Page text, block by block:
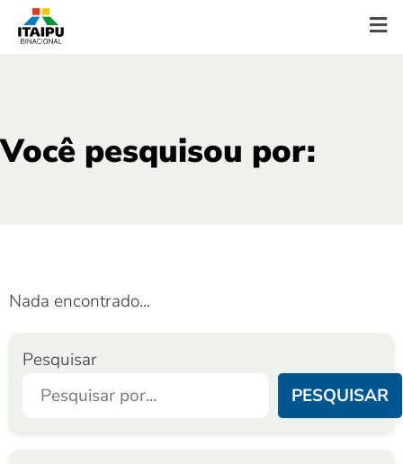
Você pesquisou por:
Nada encontrado...
Pesquisar
PESQUISAR